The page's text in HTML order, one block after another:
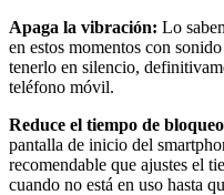
Apaga la vibración: Lo
en estos momentos con
tenerlo en silencio,
teléfono móvil.
Reduce el tiempo de
pantalla de inicio del
recomendable que ajustes el
cuando no está en uso hasta